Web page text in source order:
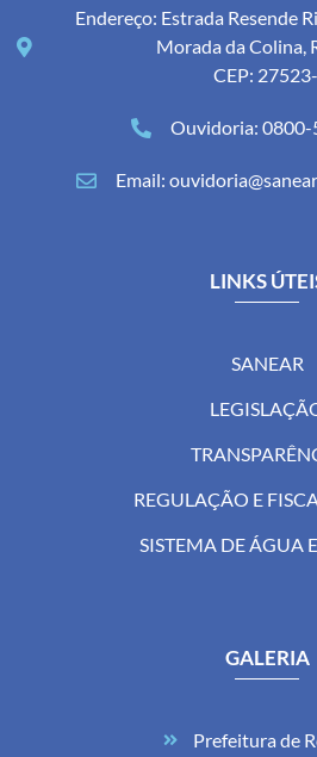
Endereço: Estrada Resende
Morada da Colina,
CEP:
Ouvidoria:
Email:
LINKS
SANEAR
REGULAÇÃO E
SISTEMA DE ÁGUA
GALERIA
Prefeitura de